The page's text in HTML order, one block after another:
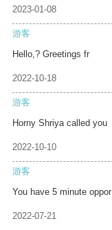
2023-01-08
游客
Hello,? Greetings fr
2022-10-18
游客
Horny Shriya called you
2022-10-10
游客
You have 5 minute oppor
2022-07-21